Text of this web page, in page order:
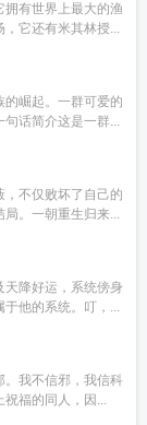
拥有世界上最大的渔
它还有米其林授...
崛起。一群可爱的
话简介这是一群...
，不仅败坏了自己的
。一朝重生归来...
降好运，系统傍身
于他的系统。叮，...
。我不信邪，我信科
祝福的同人，因...